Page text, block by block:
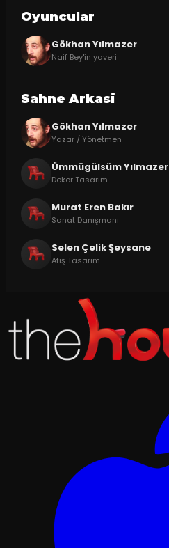
Oyuncular
Gökhan Yılmazer
Naif Bey'in yaveri
Sahne Arkasi
Gökhan Yılmazer
Yazar / Yönetmen
Ümmügülsüm Yılmazer
Dekor Tasarım
Murat Eren Bakır
Sanat Danışmanı
Selen Çelik Şeysane
Afiş Tasarım